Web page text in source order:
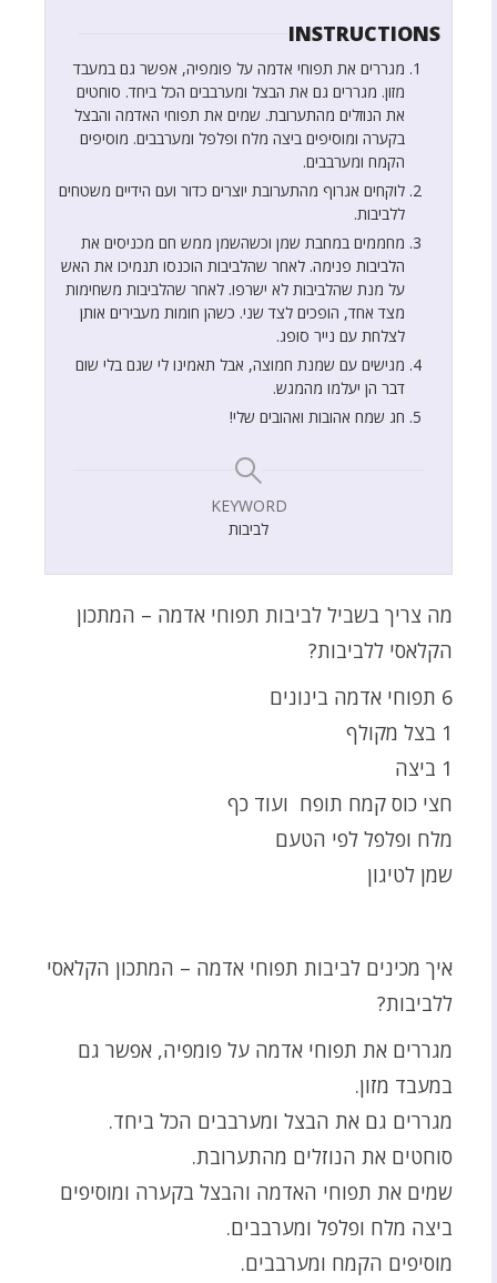
INSTRUCTIONS
מגררים את תפוחי אדמה על פומפיה, אפשר גם במעבד
מזון. מגררים גם את הבצל ומערבבים הכל ביחד. סוחטים
את הנוזלים מהתערובת. שמים את תפוחי האדמה והבצל
בקערה ומוסיפים ביצה מלח ופלפל ומערבבים. מוסיפים
הקמח ומערבבים.
לוקחים אגרוף מהתערובת יוצרים כדור ועם הידיים משטחים
ללביבות.
מחממים במחבת שמן וכשהשמן ממש חם מכניסים את
הלביבות פנימה. לאחר שהלביבות הוכנסו תנמיכו את האש
על מנת שהלביבות לא ישרפו. לאחר שהלביבות משחימות
מצד אחד, הופכים לצד שני. כשהן חומות מעבירים אותן
לצלחת עם נייר סופג.
מגישים עם שמנת חמוצה, אבל תאמינו לי שגם בלי שום
דבר הן יעלמו מהמגש.
חג שמח אהובות ואהובים שלי!
KEYWORD
לביבות
מה צריך בשביל לביבות תפוחי אדמה – המתכון
הקלאסי ללביבות?
6 תפוחי אדמה בינונים
1 בצל מקולף
1 ביצה
חצי כוס קמח תופח ועוד כף
מלח ופלפל לפי הטעם
שמן לטיגון
איך מכינים לביבות תפוחי אדמה – המתכון הקלאסי
ללביבות?
מגררים את תפוחי אדמה על פומפיה, אפשר גם
במעבד מזון.
מגררים גם את הבצל ומערבבים הכל ביחד.
סוחטים את הנוזלים מהתערובת.
שמים את תפוחי האדמה והבצל בקערה ומוסיפים
ביצה מלח ופלפל ומערבבים.
מוסיפים הקמח ומערבבים.